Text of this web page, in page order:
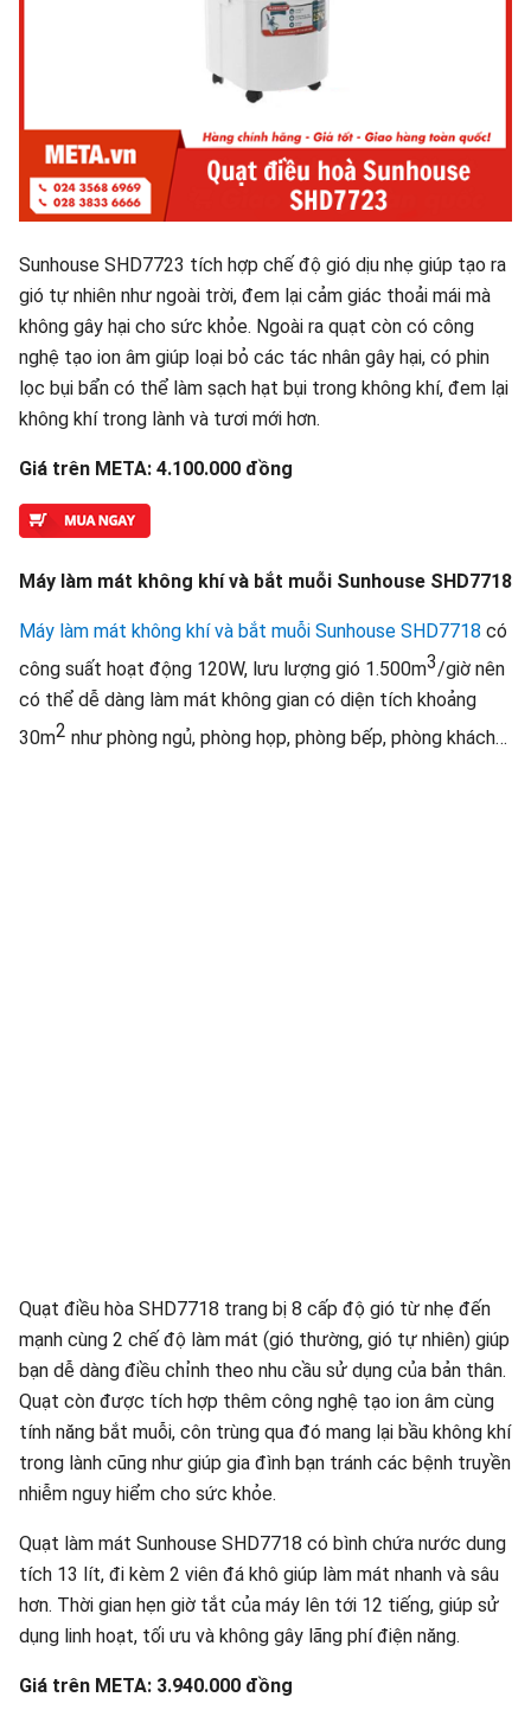
Sunhouse SHD7723 tích hợp chế độ gió dịu nhẹ giúp tạo ra
gió tự nhiên như ngoài trời, đem lại cảm giác thoải mái mà
không gây hại cho sức khỏe. Ngoài ra quạt còn có công
nghệ tạo ion âm giúp loại bỏ các tác nhân gây hại, có phin
lọc bụi bẩn có thể làm sạch hạt bụi trong không khí, đem lại
không khí trong lành và tươi mới hơn.
Giá trên META: 4.100.000 đồng
Máy làm mát không khí và bắt muỗi Sunhouse SHD7718
Máy làm mát không khí và bắt muỗi Sunhouse SHD7718 có
công suất hoạt động 120W, lưu lượng gió 1.500m3/giờ nên
có thể dễ dàng làm mát không gian có diện tích khoảng
30m2 như phòng ngủ, phòng họp, phòng bếp, phòng khách…
Quạt điều hòa SHD7718 trang bị 8 cấp độ gió từ nhẹ đến
mạnh cùng 2 chế độ làm mát (gió thường, gió tự nhiên) giúp
bạn dễ dàng điều chỉnh theo nhu cầu sử dụng của bản thân.
Quạt còn được tích hợp thêm công nghệ tạo ion âm cùng
tính năng bắt muỗi, côn trùng qua đó mang lại bầu không khí
trong lành cũng như giúp gia đình bạn tránh các bệnh truyền
nhiễm nguy hiểm cho sức khỏe.
Quạt làm mát Sunhouse SHD7718 có bình chứa nước dung
tích 13 lít, đi kèm 2 viên đá khô giúp làm mát nhanh và sâu
hơn. Thời gian hẹn giờ tắt của máy lên tới 12 tiếng, giúp sử
dụng linh hoạt, tối ưu và không gây lãng phí điện năng.
Giá trên META: 3.940.000 đồng